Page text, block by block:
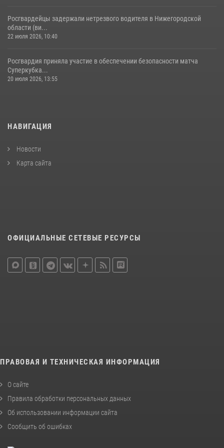
Росгвардейцы задержали нетрезвого водителя в Нижегородской
области (ви...
22 июля 2026, 10:40
Росгвардия приняла участие в обеспечении безопасности матча
Суперкубка...
20 июля 2026, 13:55
НАВИГАЦИЯ
Новости
Карта сайта
ОФИЦИАЛЬНЫЕ СЕТЕВЫЕ РЕСУРСЫ
ПРАВОВАЯ И ТЕХНИЧЕСКАЯ ИНФОРМАЦИЯ
О сайте
Правила обработки персональных данных
Об использовании информации сайта
Сообщить об ошибках